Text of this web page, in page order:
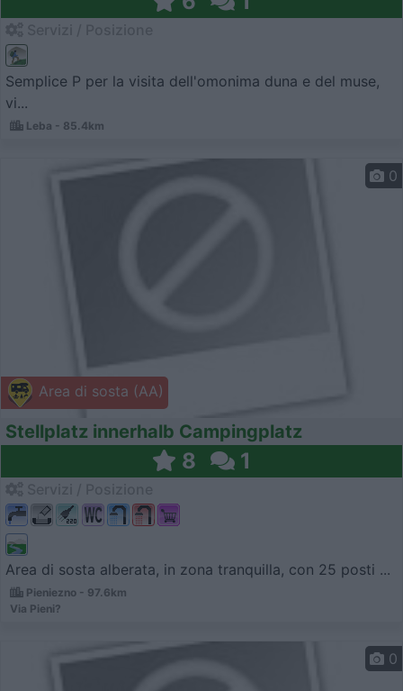
Semplice P per la visita dell'omonima duna e del muse,
vi...
Leba - 85.4km
Area di sosta (AA)
0
Stellplatz innerhalb Campingplatz
8 1
Area di sosta alberata, in zona tranquilla, con 25 posti ...
Pieniezno - 97.6km
Via Pieni?
0